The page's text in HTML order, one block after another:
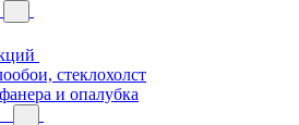
стеклохолст
и опалубка